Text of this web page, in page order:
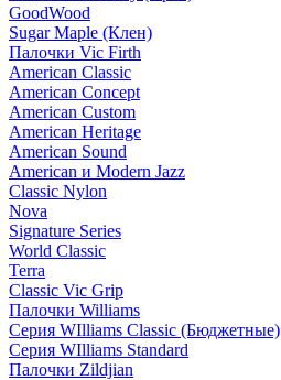
GoodWood
Sugar Maple (Клен)
Палочки Vic Firth
American Classic
American Concept
American Custom
American Heritage
American Sound
American и Modern Jazz
Classic Nylon
Nova
Signature Series
World Classic
Terra
Classic Vic Grip
Палочки Williams
Серия WIlliams Classic (Бюджетные)
Серия WIlliams Standard
Палочки Zildjian